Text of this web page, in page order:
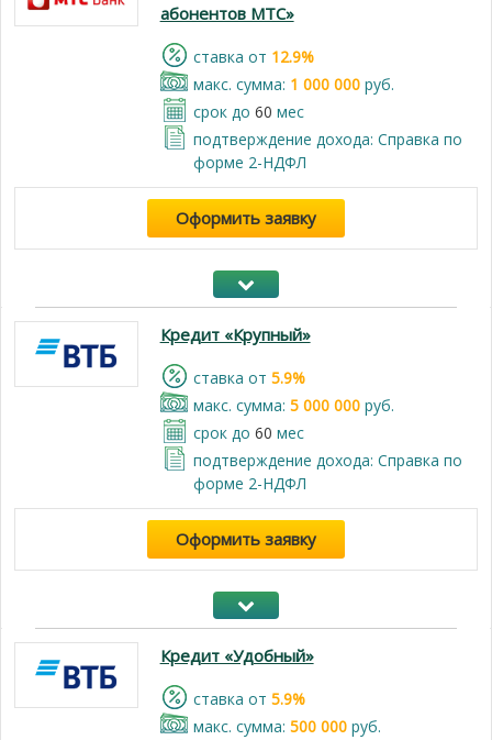
абонентов МТС»
cтавка от 12.9%
макс. сумма: 1 000 000руб.
срок до 60 мес
подтверждение дохода: Справка по
форме 2-НДФЛ
Оформить заявку
Кредит «Крупный»
cтавка от 5.9%
макс. сумма: 5 000 000руб.
срок до 60 мес
подтверждение дохода: Справка по
форме 2-НДФЛ
Оформить заявку
Кредит «Удобный»
cтавка от 5.9%
макс. сумма: 500 000руб.